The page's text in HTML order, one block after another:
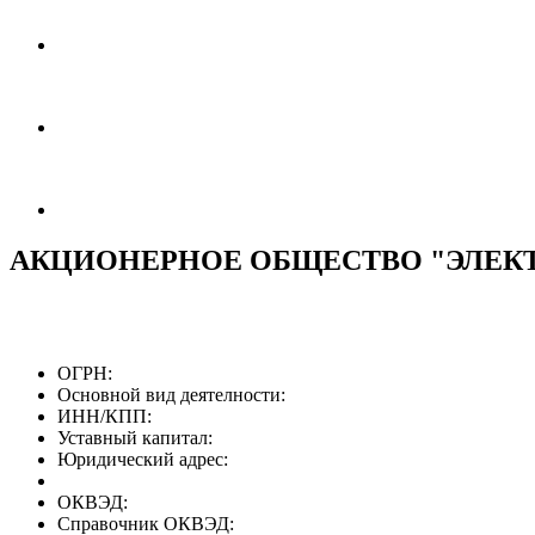
АКЦИОНЕРНОЕ ОБЩЕСТВО
ОГРН:
Основной вид деятелности:
ИНН/КПП:
Уставный капитал:
Юридический адрес:
ОКВЭД:
Справочник ОКВЭД: